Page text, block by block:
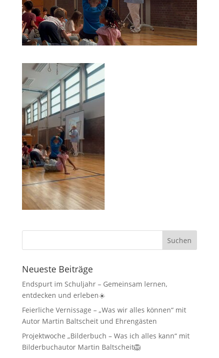
Neueste Beiträge
Endspurt im Schuljahr – Gemeinsam lernen,
entdecken und erleben☀️
Feierliche Vernissage – „Was wir alles können“ mit
Autor Martin Baltscheit und Ehrengästen
Projektwoche „Bilderbuch – Was ich alles kann“ mit
Bilderbuchautor Martin Baltscheit🦁